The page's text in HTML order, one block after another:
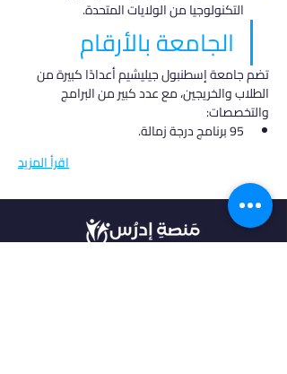
التكنولوجيا من الولايات المتحدة.
الجامعة بالأرقام
تضم جامعة إسطنبول جيليشيم أعدادًا كبيرة من
الطلاب والخريجين، مع عدد كبير من البرامج
والتخصصات:
95 برنامج درجة زمالة.
اقرأ المزيد